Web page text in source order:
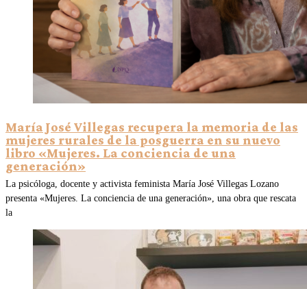
María José Villegas recupera la memoria de las
mujeres rurales de la posguerra en su nuevo
libro «Mujeres. La conciencia de una
generación»
La psicóloga, docente y activista feminista María José Villegas Lozano
presenta «Mujeres. La conciencia de una generación», una obra que rescata
la